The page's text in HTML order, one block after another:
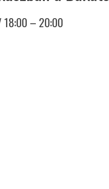
18:00 – 20:00